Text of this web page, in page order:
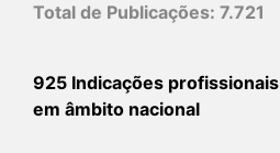
Total de Publicações: 7.721
925 Indicações profissionais
em âmbito nacional